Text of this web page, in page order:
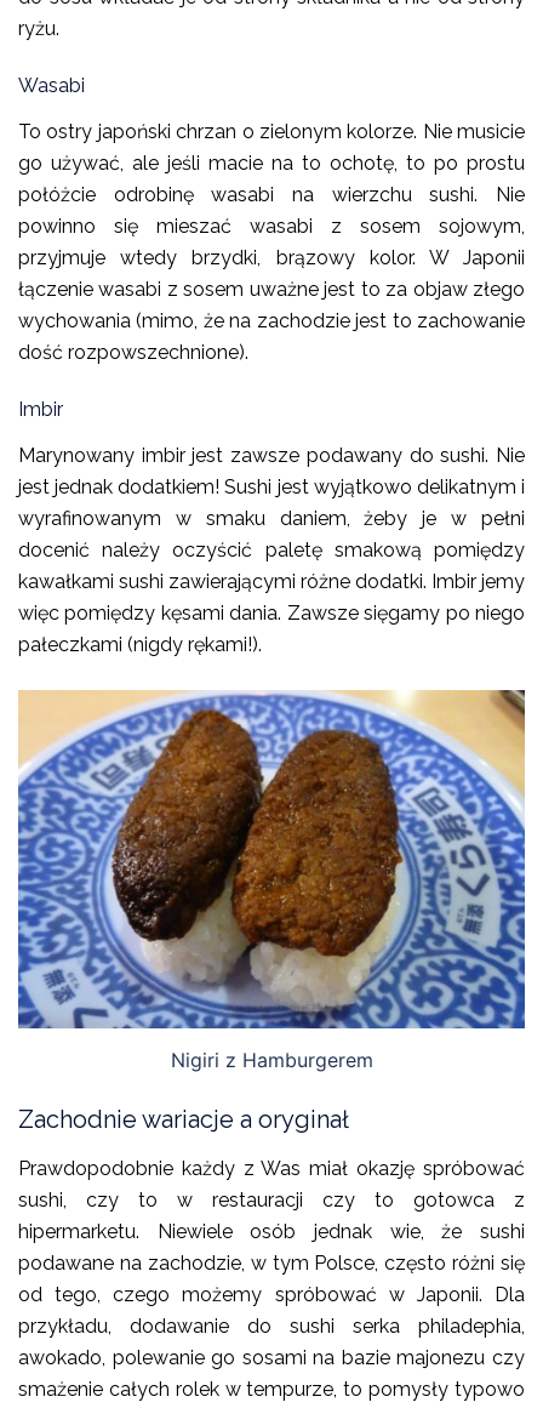
ryżu.
Wasabi
To ostry japoński chrzan o zielonym kolorze. Nie musicie
go używać, ale jeśli macie na to ochotę, to po prostu
połóżcie odrobinę wasabi na wierzchu sushi. Nie
powinno się mieszać wasabi z sosem sojowym,
przyjmuje wtedy brzydki, brązowy kolor. W Japonii
łączenie wasabi z sosem uważne jest to za objaw złego
wychowania (mimo, że na zachodzie jest to zachowanie
dość rozpowszechnione).
Imbir
Marynowany imbir jest zawsze podawany do sushi. Nie
jest jednak dodatkiem! Sushi jest wyjątkowo delikatnym i
wyrafinowanym w smaku daniem, żeby je w pełni
docenić należy oczyścić paletę smakową pomiędzy
kawałkami sushi zawierającymi różne dodatki. Imbir jemy
więc pomiędzy kęsami dania. Zawsze sięgamy po niego
pałeczkami (nigdy rękami!).
Nigiri z Hamburgerem
Zachodnie wariacje a oryginał
Prawdopodobnie każdy z Was miał okazję spróbować
sushi, czy to w restauracji czy to gotowca z
hipermarketu. Niewiele osób jednak wie, że sushi
podawane na zachodzie, w tym Polsce, często różni się
od tego, czego możemy spróbować w Japonii. Dla
przykładu, dodawanie do sushi serka philadephia,
awokado, polewanie go sosami na bazie majonezu czy
smażenie całych rolek w tempurze, to pomysły typowo